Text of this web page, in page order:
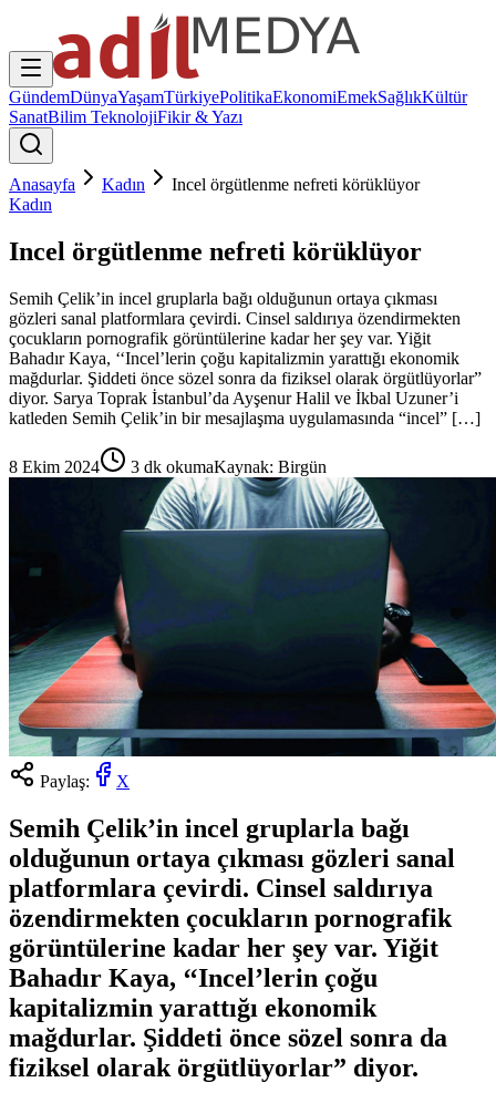
GündemDünyaYaşamTürkiyePolitikaEkonomiEmekSağlıkKültür
SanatBilim TeknolojiFikir & Yazı
Anasayfa Kadın
Incel örgütlenme nefreti körüklüyor
Kadın
Incel örgütlenme nefreti körüklüyor
Semih Çelik’in incel gruplarla bağı olduğunun ortaya çıkması
gözleri sanal platformlara çevirdi. Cinsel saldırıya özendirmekten
çocukların pornografik görüntülerine kadar her şey var. Yiğit
Bahadır Kaya, ‘‘Incel’lerin çoğu kapitalizmin yarattığı ekonomik
mağdurlar. Şiddeti önce sözel sonra da fiziksel olarak örgütlüyorlar”
diyor. Sarya Toprak İstanbul’da Ayşenur Halil ve İkbal Uzuner’i
katleden Semih Çelik’in bir mesajlaşma uygulamasında “incel” […]
8 Ekim 2024 3 dk okumaKaynak: Birgün
Paylaş: X
Semih Çelik’in incel gruplarla bağı
olduğunun ortaya çıkması gözleri sanal
platformlara çevirdi. Cinsel saldırıya
özendirmekten çocukların pornografik
görüntülerine kadar her şey var. Yiğit
Bahadır Kaya, ‘‘Incel’lerin çoğu
kapitalizmin yarattığı ekonomik
mağdurlar. Şiddeti önce sözel sonra da
fiziksel olarak örgütlüyorlar” diyor.